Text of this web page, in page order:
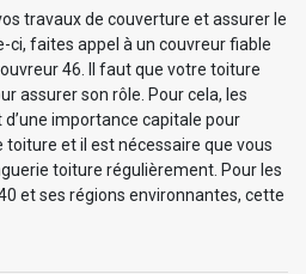
travaux de couverture et assurer le
ci, faites appel à un couvreur fiable
46. Il faut que votre toiture
assurer son rôle. Pour cela, les
importance capitale pour
toiture et il est nécessaire que vous
toiture régulièrement. Pour les
et ses régions environnantes, cette